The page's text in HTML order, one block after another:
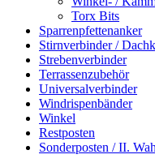
Torx Bits
Sparrenpfettenanker
Stirnverbinder /
Strebenverbinder
Terrassenzubehör
Universalverbinder
Windrispenbänder
Winkel
Restposten
Sonderposten / II.